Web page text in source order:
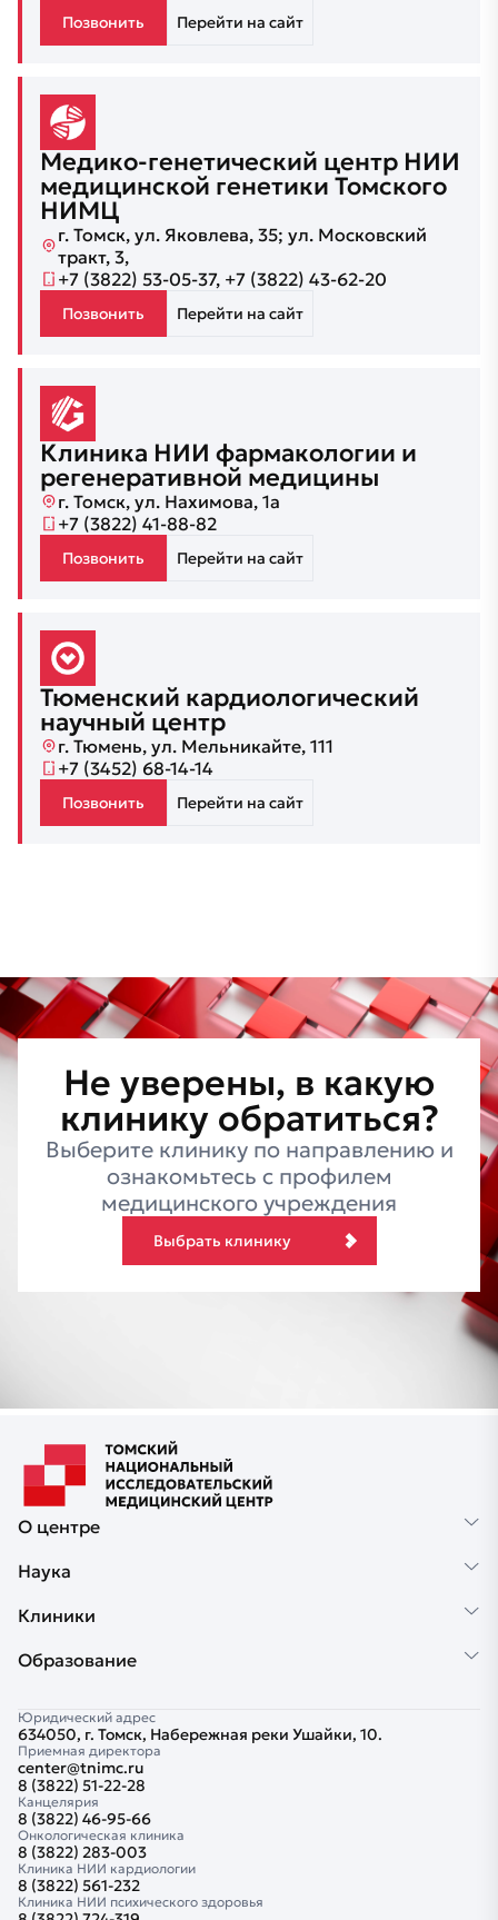
Позвонить Перейти на сайт
Медико-генетический центр НИИ
медицинской генетики Томского
НИМЦ
г. Томск, ул. Яковлева, 35; ул. Московский
тракт, 3,
+7 (3822) 53-05-37, +7 (3822) 43-62-20
Позвонить Перейти на сайт
Клиника НИИ фармакологии и
регенеративной медицины
г. Томск, ул. Нахимова, 1а
+7 (3822) 41-88-82
Позвонить Перейти на сайт
Тюменский кардиологический
научный центр
г. Тюмень, ул. Мельникайте, 111
+7 (3452) 68-14-14
Позвонить Перейти на сайт
Не уверены, в какую
клинику обратиться?
Выберите клинику по направлению и
ознакомьтесь с профилем
медицинского учреждения
Выбрать клинику
О центре
Наука
Клиники
Образование
Юридический адрес
634050, г. Томск, Набережная реки Ушайки, 10.
Приемная директора
center@tnimc.ru
8 (3822) 51-22-28
Канцелярия
8 (3822) 46-95-66
Онкологическая клиника
8 (3822) 283-003
Клиника НИИ кардиологии
8 (3822) 561-232
Клиника НИИ психического здоровья